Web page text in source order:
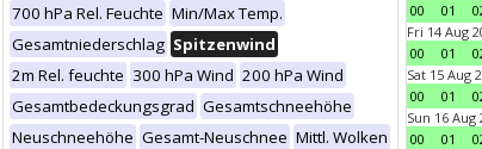
700 hPa Rel. Feuchte Min/Max Temp.
Gesamtniederschlag Spitzenwind
2m Rel. feuchte 300 hPa Wind 200 hPa Wind
Gesamtbedeckungsgrad Gesamtschneehöhe
Neuschneehöhe Gesamt-Neuschnee Mittl. Wolken
00
01
Fri 14 Aug
00
01
Sat 15 Aug
00
01
Sun 16 Aug
00
01